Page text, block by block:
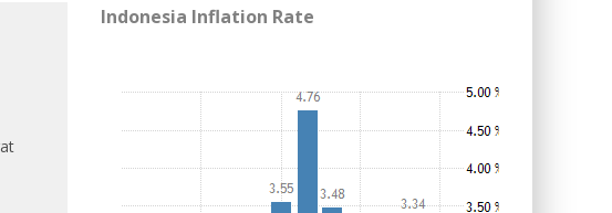
Indonesia Inflation Rate